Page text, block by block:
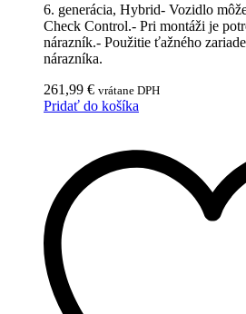
6. generácia, Hybrid- Vozidlo
Check Control.- Pri montáži je
nárazník.- Použitie ťažného
nárazníka.
261,99 € vrátane DPH
Pridať do košíka